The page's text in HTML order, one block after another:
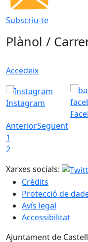
Subscriu-te
Plànol /
Accedeix
Instagram
AnteriorSegüent
1
2
Xarxes socials:
Crèdits
Protecció de
Avís legal
Accessibilitat
Ajuntament de